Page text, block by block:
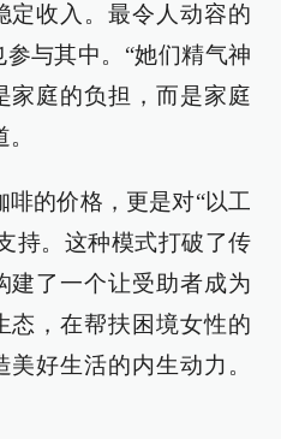
定收入。最令人动容的
与其中。“她们精气神
家庭的负担，而是家庭
的价格，更是对“以工
持。这种模式打破了传
建了一个让受助者成为
态，在帮扶困境女性的
好生活的内生动力。